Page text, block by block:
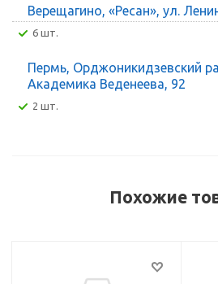
Верещагино, «Ресан», ул.
6 шт.
Пермь, Орджоникидзевский
Академика Веденеева, 92
2 шт.
Похожие